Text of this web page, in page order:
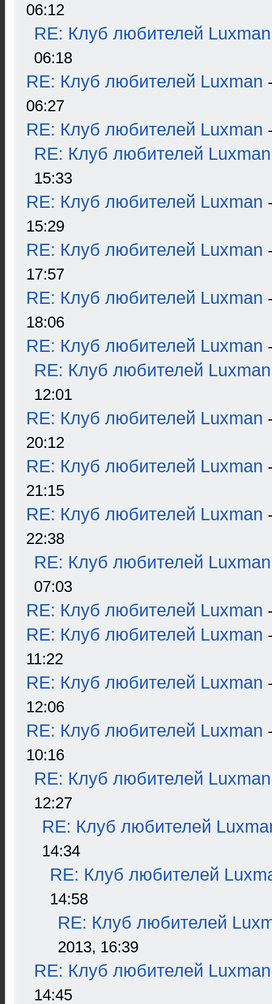
06:12
RE: Клуб любителей Luxman
06:18
RE: Клуб любителей Luxman
06:27
RE: Клуб любителей Luxman
RE: Клуб любителей Luxman
15:33
RE: Клуб любителей Luxman
15:29
RE: Клуб любителей Luxman
17:57
RE: Клуб любителей Luxman
18:06
RE: Клуб любителей Luxman
RE: Клуб любителей Luxman
12:01
RE: Клуб любителей Luxman
20:12
RE: Клуб любителей Luxman
21:15
RE: Клуб любителей Luxman
22:38
RE: Клуб любителей Luxman
07:03
RE: Клуб любителей Luxman
RE: Клуб любителей Luxman
11:22
RE: Клуб любителей Luxman
12:06
RE: Клуб любителей Luxman
10:16
RE: Клуб любителей Luxman
12:27
RE: Клуб любителей
14:34
RE: Клуб любителей
14:58
RE: Клуб любителей
2013, 16:39
RE: Клуб любителей Luxman
14:45